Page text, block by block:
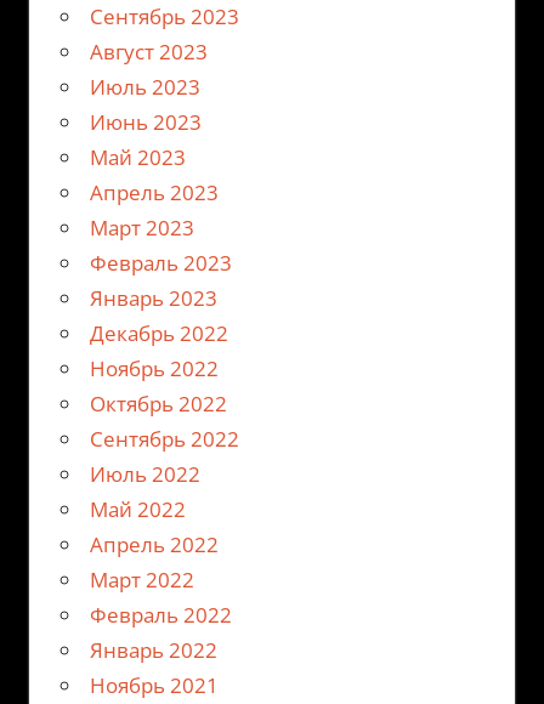
Сентябрь 2023
Август 2023
Июль 2023
Июнь 2023
Май 2023
Апрель 2023
Март 2023
Февраль 2023
Январь 2023
Декабрь 2022
Ноябрь 2022
Октябрь 2022
Сентябрь 2022
Июль 2022
Май 2022
Апрель 2022
Март 2022
Февраль 2022
Январь 2022
Ноябрь 2021